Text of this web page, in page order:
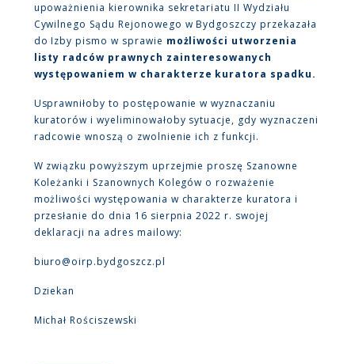
upoważnienia kierownika sekretariatu II Wydziału
Cywilnego Sądu Rejonowego w Bydgoszczy przekazała
do Izby pismo w sprawie możliwości utworzenia
listy radców prawnych zainteresowanych
występowaniem w charakterze kuratora spadku.
Usprawniłoby to postępowanie w wyznaczaniu
kuratorów i wyeliminowałoby sytuacje, gdy wyznaczeni
radcowie wnoszą o zwolnienie ich z funkcji.
W związku powyższym uprzejmie proszę Szanowne
Koleżanki i Szanownych Kolegów o rozważenie
możliwości występowania w charakterze kuratora i
przesłanie do dnia 16 sierpnia 2022 r. swojej
deklaracji na adres mailowy:
biuro@oirp.bydgoszcz.pl
Dziekan
Michał Rościszewski